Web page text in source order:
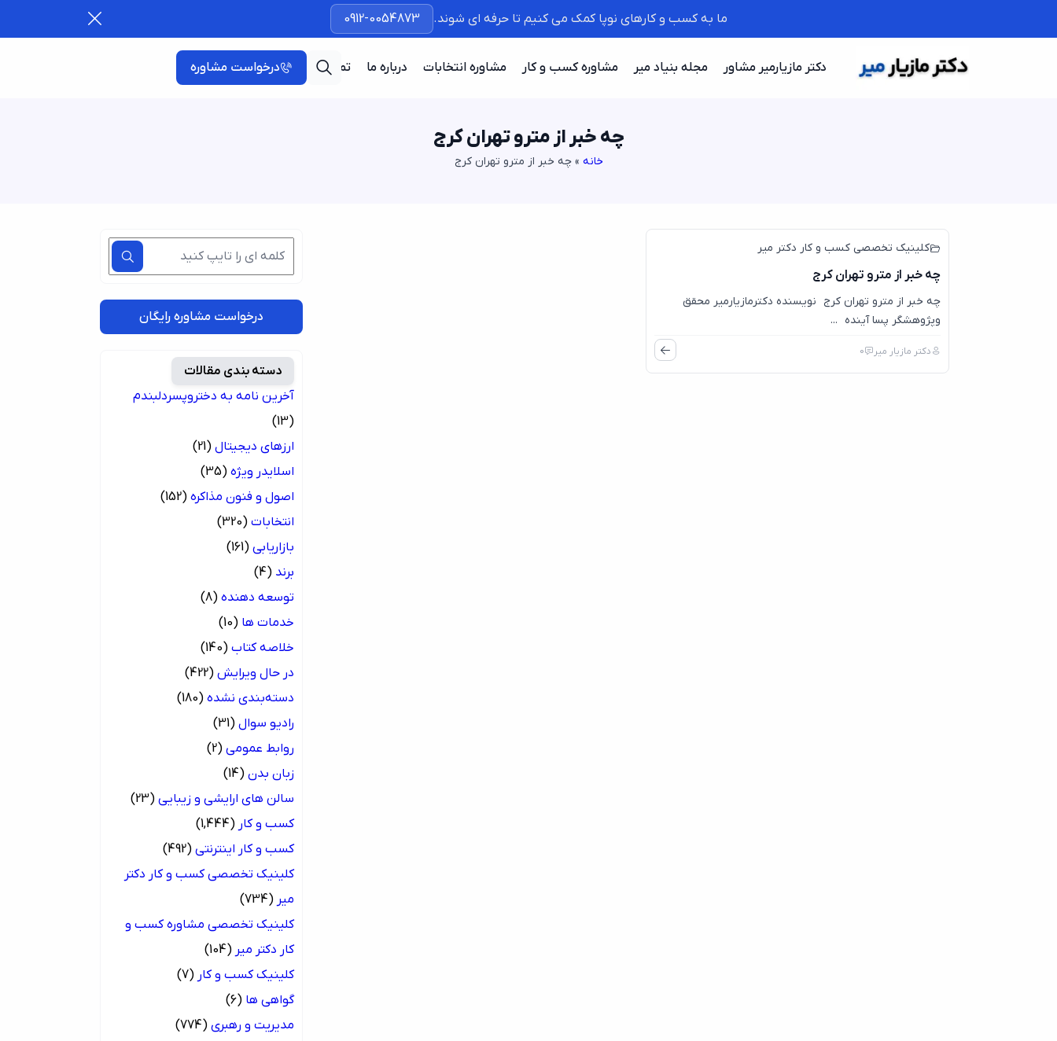
ما به کسب و کارهای نوپا کمک می کنیم تا حرفه ای شوند. 0912-0054873
دکتر مازیارمیر مشاور مجله بنیاد میر مشاوره کسب و کار مشاوره انتخابات درباره ما تماس با ما درخواست مشاوره
چه خبر از مترو تهران کرج
خانه »چه خبر از مترو تهران کرج
کلینیک تخصصی کسب و کار دکتر میر
چه خبر از مترو تهران کرج
چه خبر از مترو تهران کرج نویسنده دکترمازیارمیر محقق
و‌پژوهشگر پسا آینده ...
دکتر مازیار میر 0
درخواست مشاوره رایگان
دسته بندی مقالات
آخرین نامه به دختروپسردلبندم
(13)
ارزهای دیجیتال (21)
اسلایدر ویژه (35)
اصول و فنون مذاکره (152)
انتخابات (320)
بازاریابی (161)
برند (4)
توسعه دهنده (8)
خدمات ها (10)
خلاصه کتاب (140)
در حال ویرایش (422)
دسته‌بندی نشده (180)
رادیو سوال (31)
روابط عمومی (2)
زبان بدن (14)
سالن های ارایشی و زیبایی (23)
کسب و کار (1,444)
کسب و کار اینترنتی (492)
کلینیک تخصصی کسب و کار دکتر
میر (734)
کلینیک تخصصی مشاوره کسب و
کار دکتر میر (104)
کلینیک کسب و کار (7)
گواهی ها (6)
مدیریت و رهبری (774)